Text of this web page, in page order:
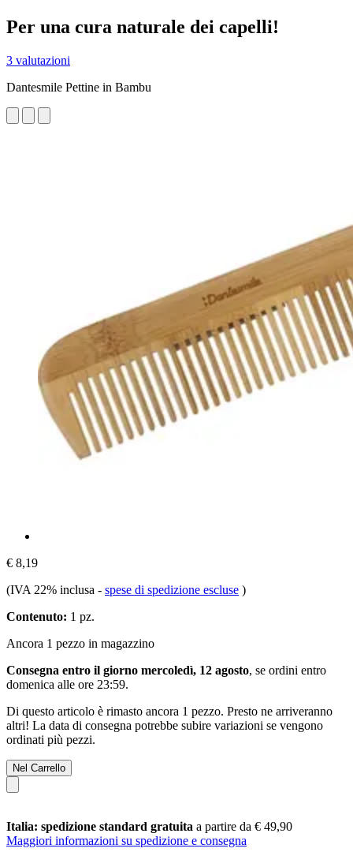
Per una cura naturale dei capelli!
3 valutazioni
Dantesmile Pettine in Bambu
€ 8,19
(IVA 22% inclusa - spese di spedizione escluse )
Contenuto: 1 pz.
Ancora 1 pezzo in magazzino
Consegna entro il giorno mercoledì, 12 agosto, se ordini entro
domenica alle ore 23:59.
Di questo articolo è rimasto ancora 1 pezzo. Presto ne arriveranno
altri! La data di consegna potrebbe subire variazioni se vengono
ordinati più pezzi.
Nel Carrello
Italia: spedizione standard gratuita a partire da € 49,90
Maggiori informazioni su spedizione e consegna